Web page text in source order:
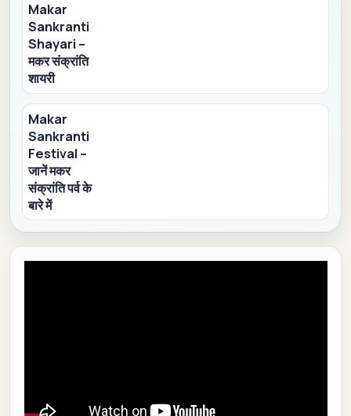
Makar
Sankranti
Shayari –
मकर संक्रांति
शायरी
Makar
Sankranti
Festival –
जानें मकर
संक्रांति पर्व के
बारे में